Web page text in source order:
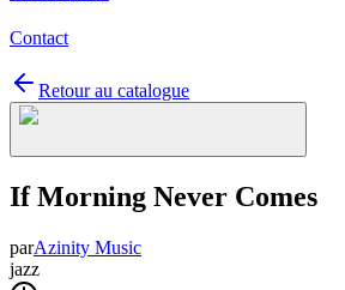
Contact
Retour au catalogue
If Morning Never Comes
parAzinity Music
jazz